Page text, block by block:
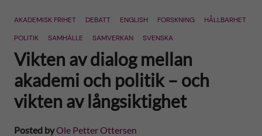
f
n
AKADEMISK FRIHET DEBATT ENGLISH FORSKNING
HÅLLBARHET
POLITIK
SAMHÄLLE SAMVERKAN SVENSKA
Vikten av dialog mellan
akademi och politik – och
vikten av långsiktighet
Posted byOle Petter Ottersen